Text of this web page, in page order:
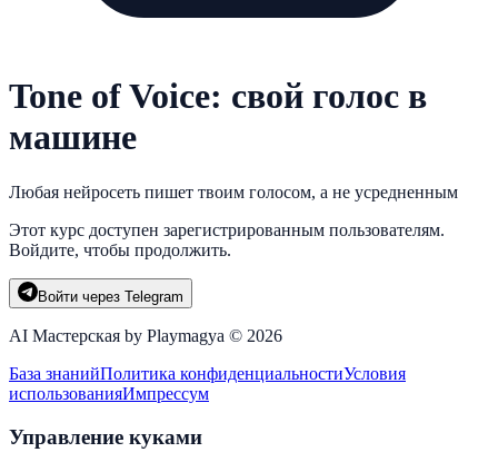
Tone of Voice: свой голос в
машине
Любая нейросеть пишет твоим голосом, а не усредненным
Этот курс доступен зарегистрированным пользователям.
Войдите, чтобы продолжить.
Войти через Telegram
AI Мастерская by Playmagya © 2026
База знанийПолитика конфиденциальностиУсловия
использованияИмпрессум
Управление куками